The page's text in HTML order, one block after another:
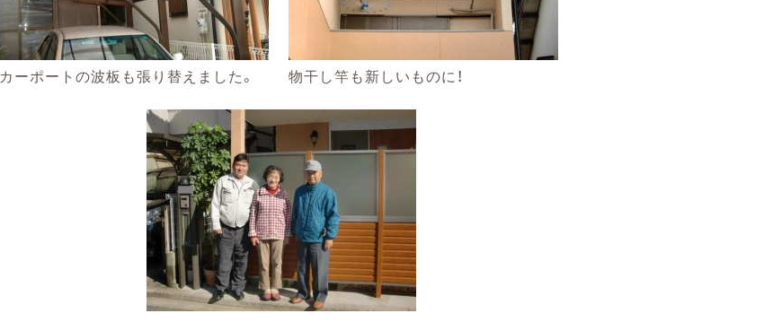
カーポートの波板も張り替えました。 物干し竿も新しいものに！